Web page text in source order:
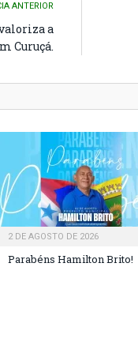
ANTERIOR
a
Curuçá.
2 DE AGOSTO DE 2026
Parabéns Hamilton Brito!